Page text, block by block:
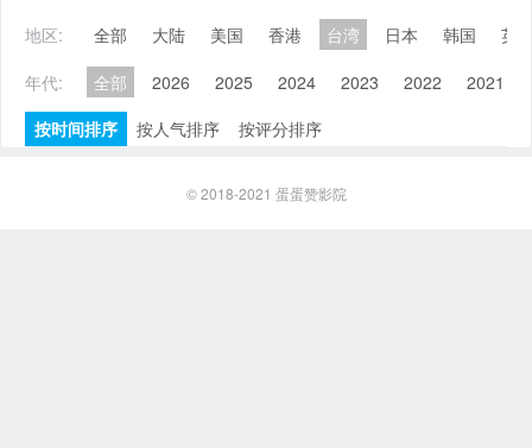
地区:
全部 大陆 美国 香港 台湾 日本 韩国
英
年代:
全部 2026 2025 2024 2023 2022 2021
按时间排序
按人气排序 按评分排序
© 2018-2021 蛋蛋赞影院